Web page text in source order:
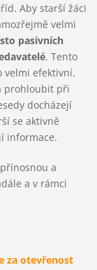
Aby starší žáci
velmi
pasivních
. Tento
velmi efektivní.
prohloubit při
docházejí
se aktivně
informace.
a
a v rámci
za otevřenost